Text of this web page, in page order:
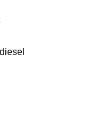
diesel